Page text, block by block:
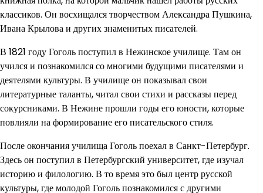
классиков. Он восхищался творчеством Александра Пушкина,
Ивана Крылова и других знаменитых писателей.
В 1821 году Гоголь поступил в Нежинское училище. Там он
учился и познакомился со многими будущими писателями и
деятелями культуры. В училище он показывал свои
литературные таланты, читал свои стихи и рассказы перед
сокурсниками. В Нежине прошли годы его юности, которые
повлияли на формирование его писательского стиля.
После окончания училища Гоголь поехал в Санкт-Петербург.
Здесь он поступил в Петербургский университет, где изучал
историю и филологию. В то время это был центр русской
культуры, где молодой Гоголь познакомился с другими